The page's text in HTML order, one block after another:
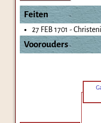
Feiten
27 FEB 1701 -
Voorouders